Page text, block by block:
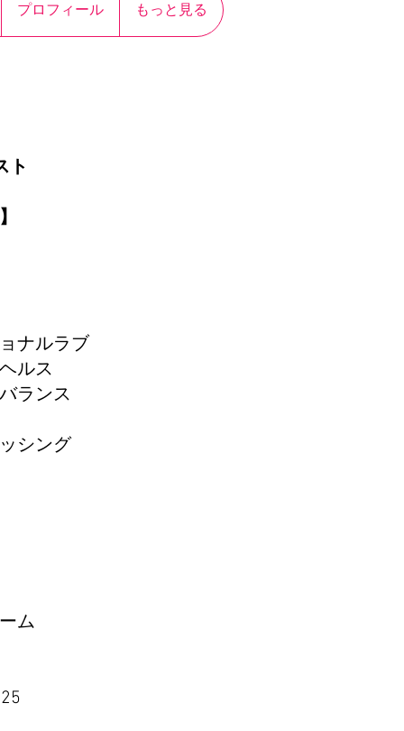
プロフィール もっと見る
ト
ナルラブ
ルス
ランス
シング
ム